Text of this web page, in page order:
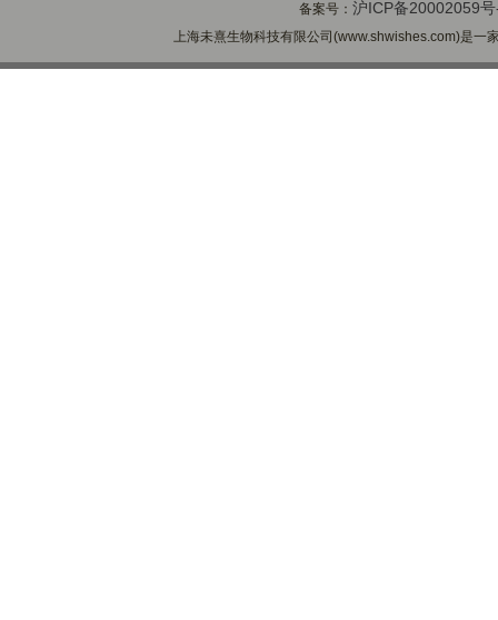
备案号：沪ICP备20002059
上海未熹生物科技有限公司(www.shwishes.com)是一